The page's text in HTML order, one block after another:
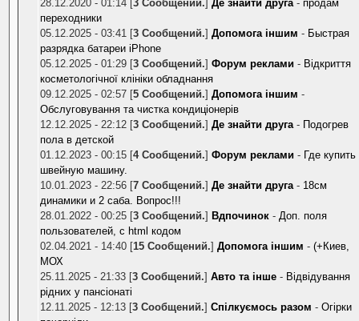
28.12.2020 - 01:14 [3 Сообщений.]Де знайти друга- продам
переходники
05.12.2025 - 03:41 [3 Сообщений.]Допомога іншим - Быстрая
разрядка батареи iPhone
05.12.2025 - 01:29 [3 Сообщений.]Форум реклами - Відкриття
косметологічної клініки обладнання
09.12.2025 - 02:57 [5 Сообщений.]Допомога іншим -
Обслуговування та чистка кондиціонерів
12.12.2025 - 22:12 [3 Сообщений.]Де знайти друга- Подогрев
пола в детской
01.12.2023 - 00:15 [4 Сообщений.]Форум реклами - Где купить
швейную машину.
10.01.2023 - 22:56 [7 Сообщений.]Де знайти друга- 18см
динамики и 2 саба. Вопрос!!!
28.01.2022 - 00:25 [3 Сообщений.] Вдпочинок -Доп. поля
пользователей, с html кодом
02.04.2021 - 14:40 [15 Сообщений.]Допомога іншим -(+Киев,
МОХ
25.11.2025 - 21:33 [3 Сообщений.]Авто та інше - Відвідування
рідних у пансіонаті
12.11.2025 - 12:13 [3 Сообщений.]Спілкуємось разом -Огірки